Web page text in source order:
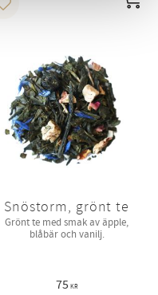
Lägg till i favoriter
Snöstorm, grönt te
Grönt te med smak av äpple,
blåbär och vanilj.
75 KR